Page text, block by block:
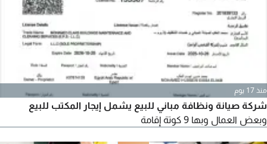
منذ 17 يوم
شركة صيانة ونظافة مباني للبيع يشمل إيجار المكتب للبيع
وبعض العمال وبها 9 كوتة إقامة